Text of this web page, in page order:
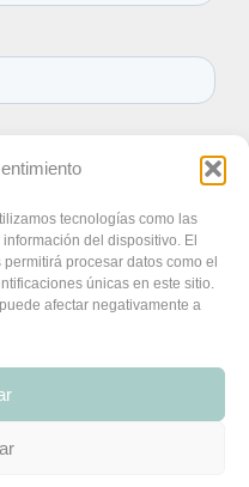
tecnologías como las
del dispositivo. El
procesar datos como el
únicas en este sitio.
afectar negativamente a